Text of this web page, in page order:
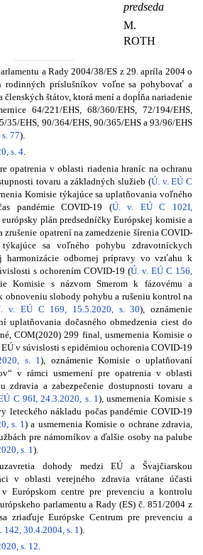
predseda
M.
ROTH
a Rady 2004/38/ES z 29. apríla 2004 o
rodinných príslušníkov voľne sa pohybovať a
členských štátov, ktorá mení a dopĺňa nariadenie
64/221/EHS, 68/360/EHS, 72/194/EHS,
35/EHS, 90/364/EHS, 90/365/EHS a 93/96/EHS
77).
s. 4.
opatrenia v oblasti riadenia hraníc na ochranu
tovaru a základných služieb (Ú. v. EÚ C
Komisie týkajúce sa uplatňovania voľného
pandémie COVID-19 (Ú. v. EÚ C 102I,
plán predsedníčky Európskej komisie a
zrušenie opatrení na zamedzenie šírenia COVID-
sa voľného pohybu zdravotníckych
harmonizácie odbornej prípravy vo vzťahu k
s ochorením COVID-19 (Ú. v. EÚ C 156,
Komisie s názvom Smerom k fázovému a
obnoveniu slobody pohybu a rušeniu kontrol na
v. EÚ C 169, 15.5.2020, s. 30), oznámenie
uplatňovania dočasného obmedzenia ciest do
COM(2020) 299 final, usmernenia Komisie o
v súvislosti s epidémiou ochorenia COVID-19
s. 1), oznámenie Komisie o uplatňovaní
v rámci usmernení pre opatrenia v oblasti
zdravia a zabezpečenie dostupnosti tovaru a
C 96I, 24.3.2020, s. 1), usmernenia Komisie s
leteckého nákladu počas pandémie COVID-19
s. 1) a usmernenia Komisie o ochrane zdravia,
pre námorníkov a ďalšie osoby na palube
s. 1 ).
dohody medzi EÚ a Švajčiarskou
v oblasti verejného zdravia vrátane účasti
v Európskom centre pre prevenciu a kontrolu
parlamentu a Rady (ES) č. 851/2004 z
zriaďuje Európske Centrum pre prevenciu a
142, 30.4.2004, s. 1).
s. 12.